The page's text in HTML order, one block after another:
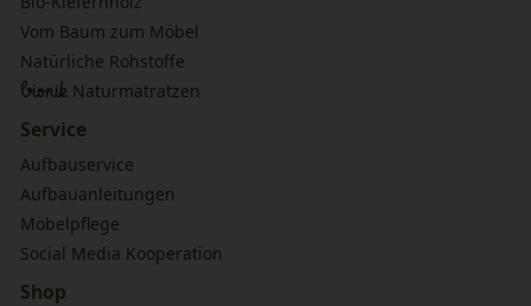
Vom Baum zum Möbel
Natürliche Rohstoffe
bionik Naturmatratzen
Service
Aufbauservice
Aufbauanleitungen
Möbelpflege
Social Media Kooperation
Shop